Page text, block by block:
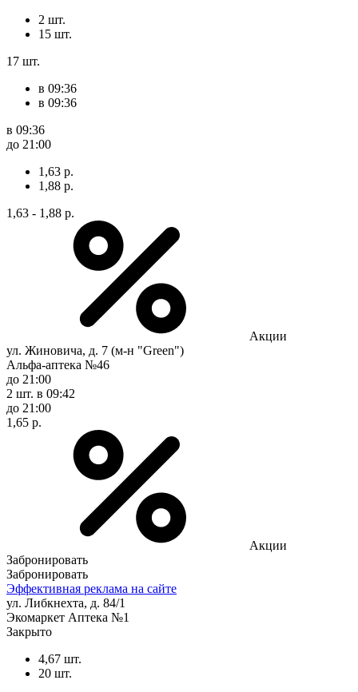
2 шт.
15 шт.
17 шт.
в 09:36
в 09:36
в 09:36
до 21:00
1,63 р.
1,88 р.
1,63 - 1,88 р.
Акции
ул. Жиновича, д. 7 (м-н "Green")
Альфа-аптека №46
до 21:00
2 шт. в 09:42
до 21:00
1,65 р.
Акции
Забронировать
Забронировать
Эффективная реклама на сайте
ул. Либкнехта, д. 84/1
Экомаркет Аптека №1
Закрыто
4,67 шт.
20 шт.